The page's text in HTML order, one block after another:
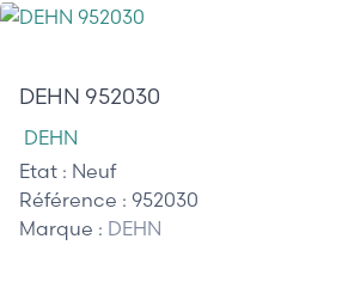
DEHN 952030
DEHN
Etat : Neuf
Référence : 952030
Marque : DEHN